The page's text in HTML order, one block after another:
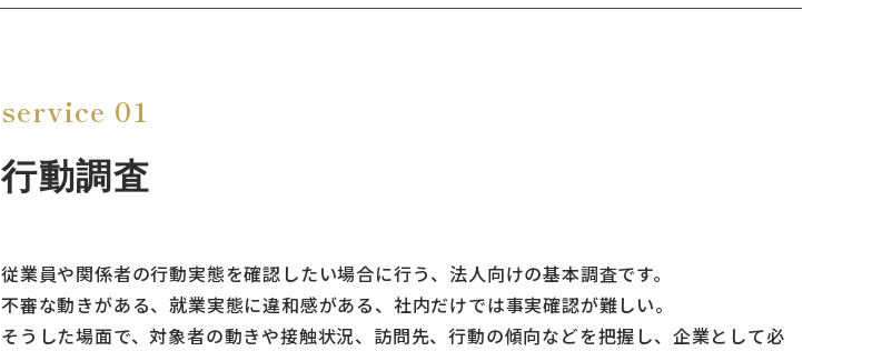
service 01
行動調査
従業員や関係者の行動実態を確認したい場合に行う、法人向けの基本調査です。
不審な動きがある、就業実態に違和感がある、社内だけでは事実確認が難しい。
そうした場面で、対象者の動きや接触状況、訪問先、行動の傾向などを把握し、企業として必